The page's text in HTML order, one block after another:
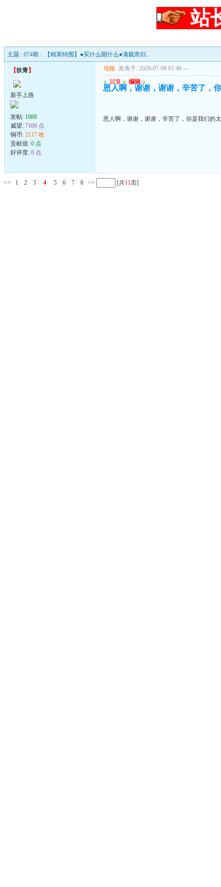
站
主题 : 074期：【精英特围】●买什么開什么●满载而归..
【狄青】
新手上路
发帖: 1888
威望: 7106 点
铜币: 2117 枚
贡献值: 0 点
好评度: 0 点
地板 发表于: 2026-07-08 01:48 ---
u 回复 u 编辑 u
恩人啊，谢谢，谢谢，辛苦了，
恩人啊，谢谢，谢谢，辛苦了，你是我们的
<< 1 2 3 4 5 6 7 8 >> [共11页]